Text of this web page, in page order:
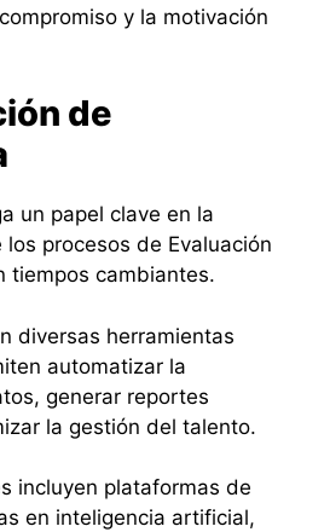
y la motivación
de
un papel clave en la
procesos de Evaluación
tiempos cambiantes.
diversas herramientas
automatizar la
generar reportes
la gestión del talento.
incluyen plataformas de
en inteligencia artificial,